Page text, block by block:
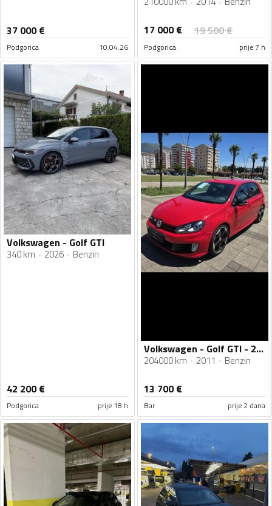
37 000€
Podgorica 10.04.26
17 000€ 19 500€
Podgorica prije 7 h
Volkswagen - Golf GTI
340 km 2026 Benzin
42 200€
Podgorica prije 18 h
Volkswagen - Golf GTI - 2.0 Gti Edition 35
204000 km 2011 Benzin
13 700€
Bar prije 2 dana